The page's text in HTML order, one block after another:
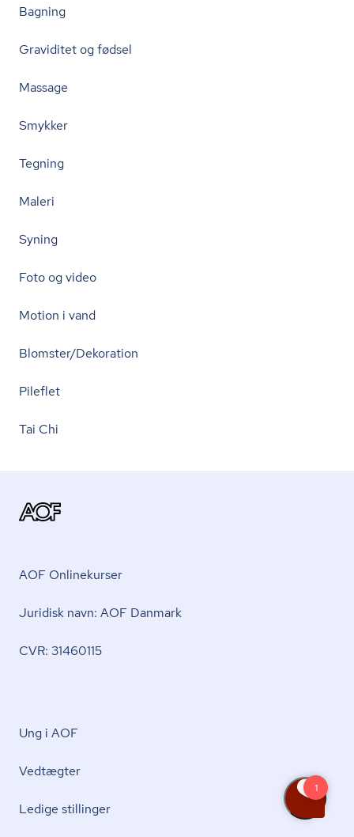
Bagning
Graviditet og fødsel
Massage
Smykker
Tegning
Maleri
Syning
Foto og video
Motion i vand
Blomster/Dekoration
Pileflet
Tai Chi
AOF Onlinekurser
Juridisk navn: AOF Danmark
CVR: 31460115
Ung i AOF
Vedtægter
Ledige stillinger